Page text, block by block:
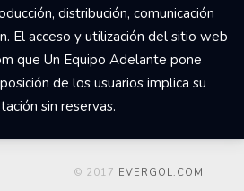
distribución, comunicación
El acceso y utilización del sitio web
que Un Equipo Adelante pone
de los usuarios implica su
sin reservas.
© 2017 EVERGOL.COM